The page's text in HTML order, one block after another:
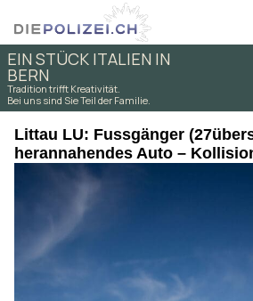
Littau LU: Fussgänger
herannahendes Auto –